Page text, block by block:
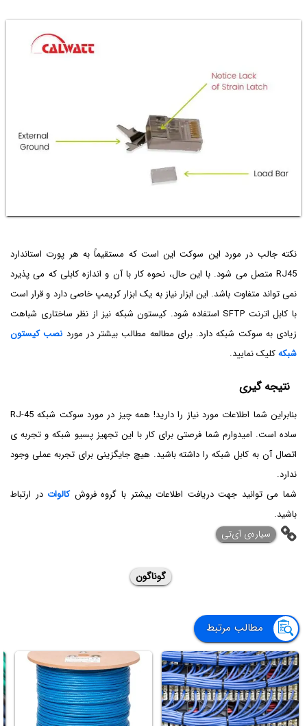
نکته جالب در مورد این سوکت این است که مستقیماً به هر پورت استاندارد
RJ45 متصل می شود. با این حال، نحوه کار با آن و اندازه کابلی که می پذیرد
نمی تواند متفاوت باشد. این ابزار نیاز به یک ابزار کریمپ خاصی دارد و قرار است
با کابل اترنت SFTP استفاده شود. کیستون شبکه نیز از نظر ساختاری شباهت
زیادی به سوکت شبکه دارد. برای مطالعه مطالب بیشتر در مورد نصب کیستون
شبکهکلیک نمایید.
نتیجه گیری
بنابراین شما اطلاعات مورد نیاز را دارید! همه چیز در مورد سوکت شبکه RJ-45
ساده است. امیدوارم شما فرصتی برای کار با این تجهیز پسیو شبکه و تجربه ی
اتصال آن به کابل شبکه را داشته باشید. هیچ جایگزینی برای تجربه عملی وجود
ندارد.
شما می توانید جهت دریافت اطلاعات بیشتر با گروه فروشکالوات در ارتباط
باشید.
‌سیاره‌ی آی‌تی
گوناگون
مطالب مرتبط